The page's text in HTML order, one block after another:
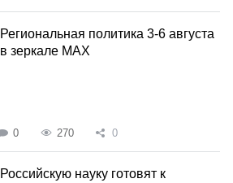
Региональная политика 3-6 августа
в зеркале MAX
0 270 0
Российскую науку готовят к